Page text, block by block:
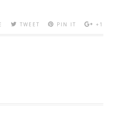
TWEET PIN IT +1